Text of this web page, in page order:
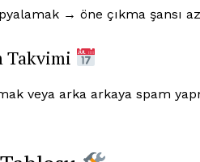
→ öne çıkma şansı
Takvimi
veya arka arkaya spam